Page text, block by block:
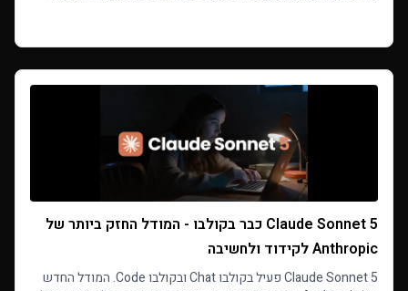
Claude Sonnet 5 כבר בקולבו - המודל החזק ביותר של
Anthropic לקידוד ולחשיבה
Claude Sonnet 5 פעיל בקולבו Chat ובקולבו Code. המודל החדש